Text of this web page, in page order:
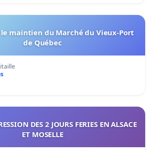
maintien du Marché du Vieux-Port
de Québec
DES 2 JOURS FERIES EN ALSACE
ET MOSELLE